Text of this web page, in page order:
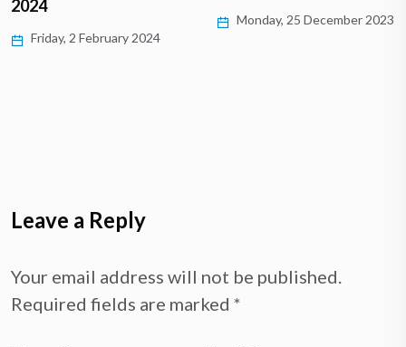
2024
Friday, 2 February 2024
Monday, 25 December 2023
Leave a Reply
Your email address will not be published.
Required fields are marked *